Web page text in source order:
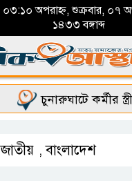
০৩:১০ অপরাহ্ন, শুক্রবার, ০৭
১৪৩৩ বঙ্গাব্দ
চুনারুঘাটে কর্মীর
জাতীয় ,বাংলাদেশ